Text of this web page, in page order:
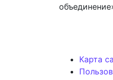
Карта